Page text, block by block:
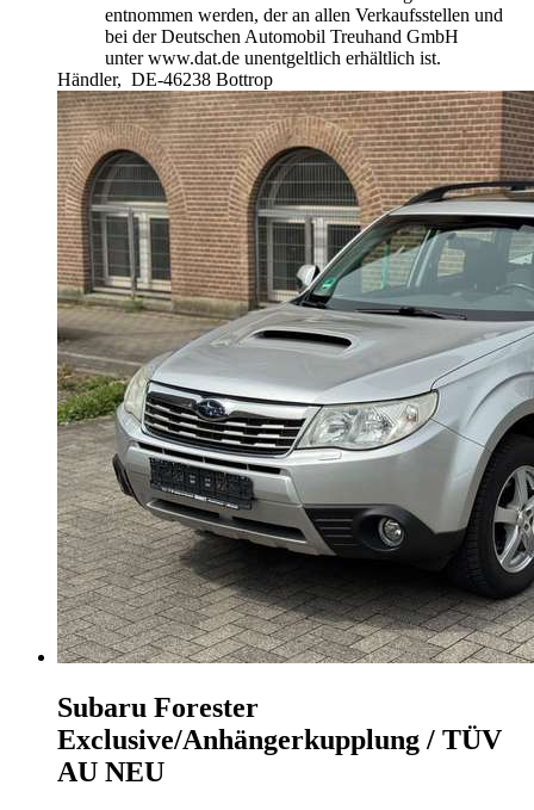
entnommen werden, der an allen Verkaufsstellen und
bei der Deutschen Automobil Treuhand GmbH
unter www.dat.de unentgeltlich erhältlich ist.
Händler, DE-46238 Bottrop
Subaru Forester
Exclusive/Anhängerkupplung / TÜV
AU NEU